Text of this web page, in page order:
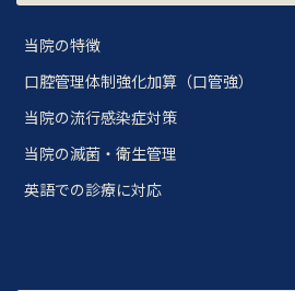
当院の特徴
口腔管理体制強化加算（口管強）
当院の流行感染症対策
当院の滅菌・衛生管理
英語での診療に対応